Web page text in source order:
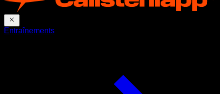
Entraînements